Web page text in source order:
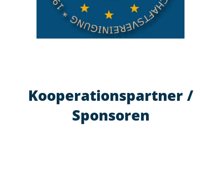
Kooperationspartner /
Sponsoren